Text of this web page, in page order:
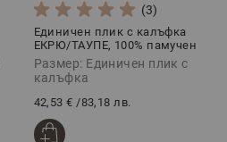
(3)
Единичен плик с калъфка
ЕКРЮ/ТАУПЕ, 100% памучен
сатен, 2 части
Размер: Единичен плик с
калъфка
42,53 € /83,18 лв.